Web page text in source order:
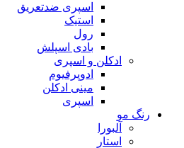
اسپری ضدتعریق
استیک
رول
بادی اسپلش
ادکلن و اسپری
ادوپرفیوم
مینی ادکلن
اسپری
رنگ مو
آلبورا
استار